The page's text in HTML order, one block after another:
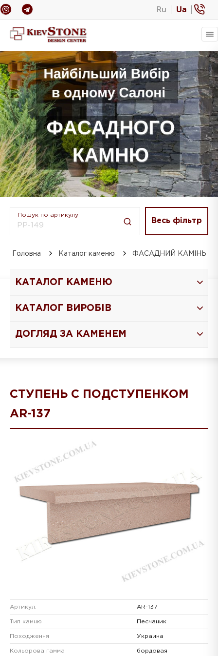
Ru Ua
Пошук по артикулу
Весь фільтр
Головна Каталог каменю ФАСАДНИЙ КАМІНЬ
КАТАЛОГ КАМЕНЮ
КАТАЛОГ ВИРОБІВ
ДОГЛЯД ЗА КАМЕНЕМ
СТУПЕНЬ С ПОДСТУПЕНКОМ
AR-137
Артикул: AR-137
Тип камню Песчаник
Походження Украина
Кольорова гамма бордовая